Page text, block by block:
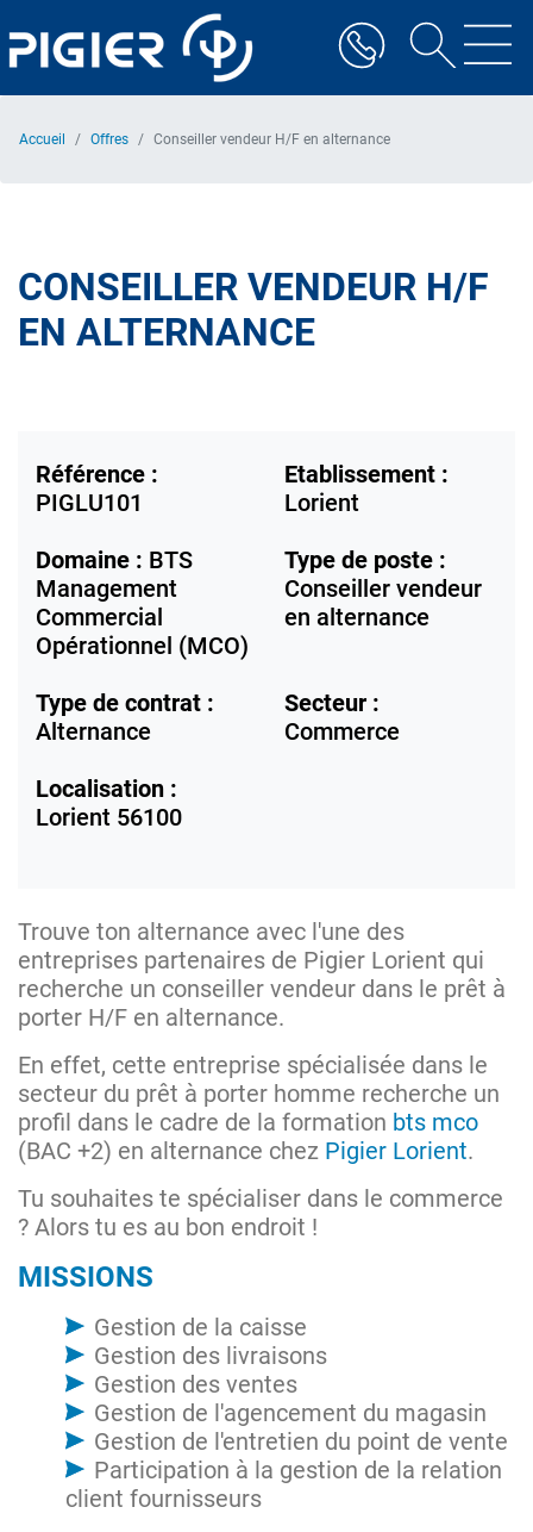
au
contenu
Accueil Offres Conseiller vendeur H/F en alternance
CONSEILLER VENDEUR H/F
EN ALTERNANCE
Référence :
PIGLU101
Etablissement :
Lorient
Domaine : BTS
Management
Commercial
Opérationnel (MCO)
Type de poste :
Conseiller vendeur
en alternance
Type de contrat :
Alternance
Secteur :
Commerce
Localisation :
Lorient 56100
Trouve ton alternance avec l'une des
entreprises partenaires de Pigier Lorient qui
recherche un conseiller vendeur dans le prêt à
porter H/F en alternance.
En effet, cette entreprise spécialisée dans le
secteur du prêt à porter homme recherche un
profil dans le cadre de la formation bts mco
(BAC +2) en alternance chez Pigier Lorient.
Tu souhaites te spécialiser dans le commerce
? Alors tu es au bon endroit !
MISSIONS
Gestion de la caisse
Gestion des livraisons
Gestion des ventes
Gestion de l'agencement du magasin
Gestion de l'entretien du point de vente
Participation à la gestion de la relation
client fournisseurs